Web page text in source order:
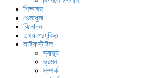
শিক্ষাঙ্গন
খেলাধুলা
বিনোদন
তথ্য-প্রযুক্তি
লাইফস্টাইল
স্বাস্থ্য
ভ্রমন
সম্পর্ক